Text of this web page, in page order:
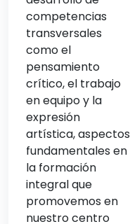
competencias
transversales
como el
pensamiento
crítico, el trabajo
en equipo y la
expresión
artística, aspectos
fundamentales en
la formación
integral que
promovemos en
nuestro centro